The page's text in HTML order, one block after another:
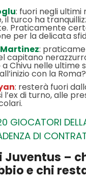
: fuori negli ultimi
il turco ha
Praticamente
per la delicata
:
capitano
Chivu nelle ultime
con la
: resterà fuori
l’ex di turno, alle
GIOCATORI
DI
–
e chi